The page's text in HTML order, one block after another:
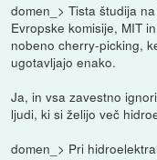
domen_> Tista študija
Evropske komisije, MIT
nobeno cherry-picking,
ugotavljajo enako.
Ja, in vsa zavestno
ljudi, ki si želijo več
domen_> Pri